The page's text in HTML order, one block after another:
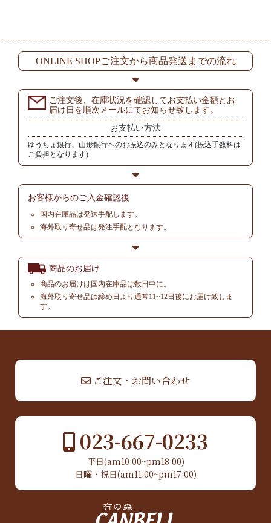
ONLINE SHOPご注文から商品発送までの流れ
ご注文後、在庫状況を確認してお支払い金額とお
届け日を順次メールにてお知らせ致します。
お支払い方法
ゆうちょ銀行、山形銀行へのお振込のみとなります(振込手数料は
ご負担となります)
お客様からのご入金確認後
国内在庫品は発送手配します。
海外取り寄せ品は発注手配となります。
商品のお届け
商品のお届けは国内在庫品は数日中に。
海外取り寄せ品は締め日より通常11~12日後にお届け致しま
す。
ご注文・お問い合わせ
023-667-0233
平日(am10:00~pm18:00)
日曜・祝日(am11:00~pm17:00)